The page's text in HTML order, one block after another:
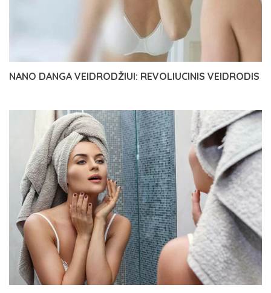
NANO DANGA VEIDRODŽIUI: REVOLIUCINIS VEIDRODIS